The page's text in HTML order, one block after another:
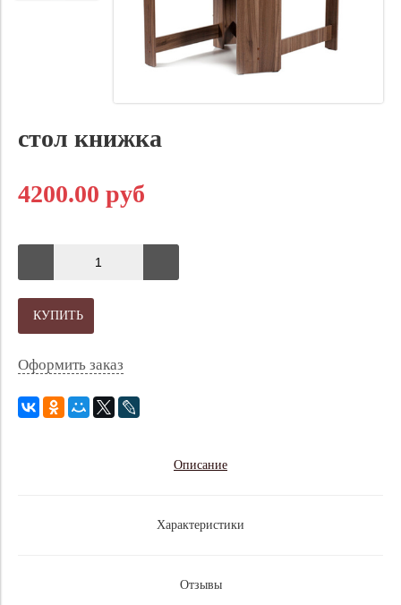
стол книжка
4200.00 руб
КУПИТЬ
Оформить заказ
Описание
Характеристики
Отзывы